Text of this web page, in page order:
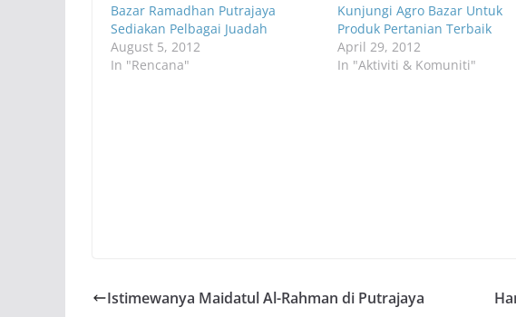
Bazar Ramadhan Putrajaya
Sediakan Pelbagai Juadah
August 5, 2012
In "Rencana"
Kunjungi Agro Bazar Untuk
Produk Pertanian Terbaik
April 29, 2012
In "Aktiviti & Komuniti"
Istimewanya Maidatul Al-Rahman di Putrajaya